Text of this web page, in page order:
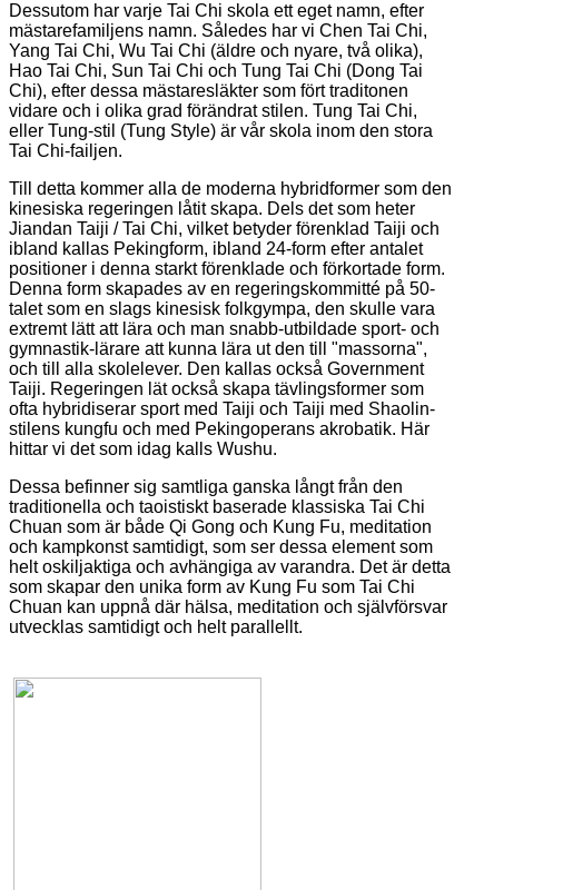
Dessutom har varje Tai Chi skola ett eget namn, efter
mästarefamiljens namn. Således har vi Chen Tai Chi,
Yang Tai Chi, Wu Tai Chi (äldre och nyare, två olika),
Hao Tai Chi, Sun Tai Chi och Tung Tai Chi (Dong Tai
Chi), efter dessa mästaresläkter som fört traditonen
vidare och i olika grad förändrat stilen. Tung Tai Chi,
eller Tung-stil (Tung Style) är vår skola inom den stora
Tai Chi-failjen.
Till detta kommer alla de moderna hybridformer som den
kinesiska regeringen låtit skapa. Dels det som heter
Jiandan Taiji / Tai Chi, vilket betyder förenklad Taiji och
ibland kallas Pekingform, ibland 24-form efter antalet
positioner i denna starkt förenklade och förkortade form.
Denna form skapades av en regeringskommitté på 50-
talet som en slags kinesisk folkgympa, den skulle vara
extremt lätt att lära och man snabb-utbildade sport- och
gymnastik-lärare att kunna lära ut den till "massorna",
och till alla skolelever. Den kallas också Government
Taiji. Regeringen lät också skapa tävlingsformer som
ofta hybridiserar sport med Taiji och Taiji med Shaolin-
stilens kungfu och med Pekingoperans akrobatik. Här
hittar vi det som idag kalls Wushu.
Dessa befinner sig samtliga ganska långt från den
traditionella och taoistiskt baserade klassiska Tai Chi
Chuan som är både Qi Gong och Kung Fu, meditation
och kampkonst samtidigt, som ser dessa element som
helt oskiljaktiga och avhängiga av varandra. Det är detta
som skapar den unika form av Kung Fu som Tai Chi
Chuan kan uppnå där hälsa, meditation och självförsvar
utvecklas samtidigt och helt parallellt.